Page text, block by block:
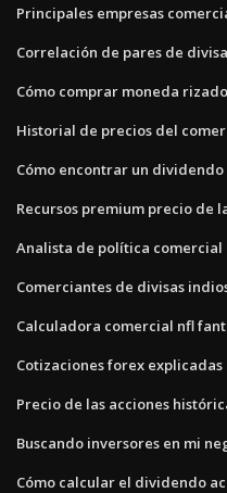
Principales empresas
Correlación de pares de
Cómo comprar moneda
Historial de precios del
Cómo encontrar un dividendo
Recursos premium precio de
Analista de política
Comerciantes de divisas
Calculadora comercial nfl
Cotizaciones forex explicadas
Precio de las acciones
Buscando inversores en mi
Cómo calcular el dividendo